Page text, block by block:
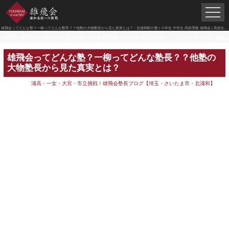
雄飛会ってどんな塾？一柳ってどんな塾長？？他塾の
大物塾長から見た真実とは？
浦高・一女・大宮・市立挑戦！雄飛会塾長ブログ【埼玉・さいたま市・北浦和】